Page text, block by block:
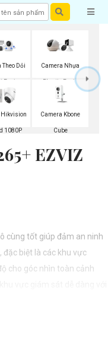
Theo Dỏi
Ezviz
Camera Nhựa
Plastic Ezviz
Hikvision
1080P
Camera Kbone
Cube
EZVIZ
cùng tốt giúp đảm an ninh
đặc biệt là các khu vực
cho góc nhìn toàn cảnh
và chống bụi giúp camera